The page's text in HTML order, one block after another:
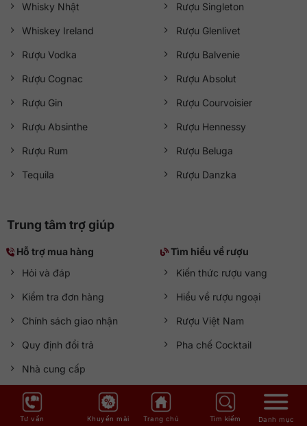
Whisky Nhật
Whiskey Ireland
Rượu Vodka
Rượu Cognac
Rượu Gin
Rượu Absinthe
Rượu Rum
Tequila
Rượu Singleton
Rượu Glenlivet
Rượu Balvenie
Rượu Absolut
Rượu Courvoisier
Rượu Hennessy
Rượu Beluga
Rượu Danzka
Trung tâm trợ giúp
Hỗ trợ mua hàng
Hỏi và đáp
Kiểm tra đơn hàng
Chính sách giao nhận
Quy định đổi trả
Nhà cung cấp
Báo giá rượu ngoại
Đánh giá rượu vang
Tìm hiểu về rượu
Kiến thức rượu vang
Hiểu về rượu ngoại
Rượu Việt Nam
Pha chế Cocktail
Tư vấn Khuyến mãi Trang chủ Tìm kiếm Danh mục